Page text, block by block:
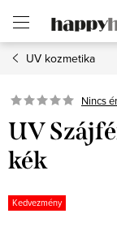
fő
tartalomhozUV kozmetika
Nincs
UV
kék
Kedvezmény